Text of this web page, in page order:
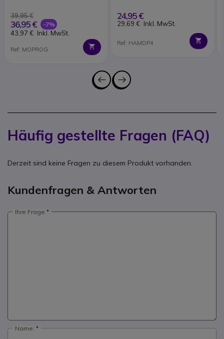
39,95 €
36,95 € -7%
43,97 € Inkl. MwSt.
Ref: MOPROG
24,95 €
29,69 € Inkl. MwSt.
Ref: HAMDP4
Häufig gestellte Fragen (FAQ)
Derzeit sind keine Fragen zu diesem Produkt vorhanden.
Kundenfragen & Antworten
Ihre Frage
Name: